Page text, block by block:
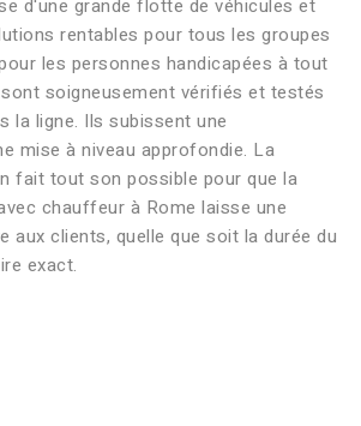
d'une grande flotte de véhicules et
rentables pour tous les groupes
les personnes handicapées à tout
soigneusement vérifiés et testés
la ligne. Ils subissent une
mise à niveau approfondie. La
fait tout son possible pour que la
chauffeur à Rome laisse une
aux clients, quelle que soit la durée du
exact.